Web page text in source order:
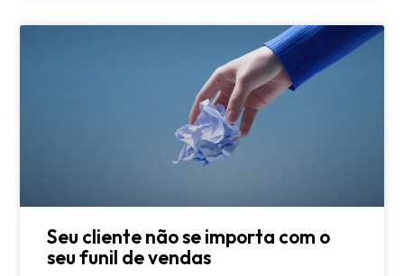
Seu cliente não se importa com o
seu funil de vendas